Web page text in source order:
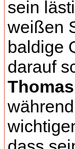
sein
weißen
baldige
darauf